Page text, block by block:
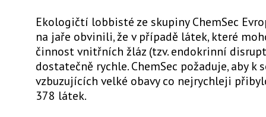
Ekologičtí lobbisté ze skupiny ChemSec
na jaře obvinili, že v případě látek, které
činnost vnitřních žláz (tzv. endokrinní
dostatečně rychle. ChemSec požaduje, aby k
vzbuzujících velké obavy co nejrychleji
378 látek.